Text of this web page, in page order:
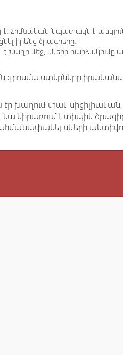
նպատակն է
իրենց ծրագրերը:
մեջ, սևերի հարձակումը
գրոսմայստերները
խաղում փակ սիցիլիական,
կիրառում է տիպիկ
սևերի